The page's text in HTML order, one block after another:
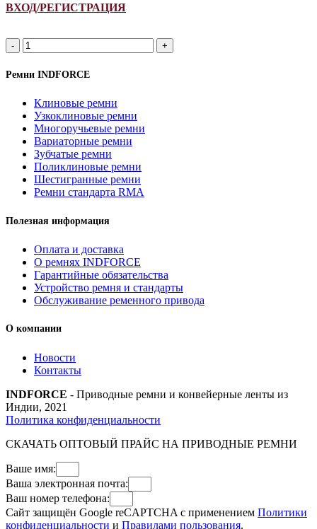
ВХОД/РЕГИСТРАЦИЯ
A
1920Li/
1950Lp
ремень
INDFORCE
Strongest
quantity
Ремни INDFORCE
Клиновые ремни
Узкоклиновые ремни
Многоручьевые ремни
Вариаторные ремни
Зубчатые ремни
Поликлиновые ремни
Шестигранные ремни
Ремни стандарта RMA
Полезная информация
Оплата и доставка
О ремнях INDFORCE
Гарантийные обязательства
Устройство ремня и стандарты
Обслуживание ременного привода
О компании
Новости
Контакты
INDFORCE - Приводные ремни и конвейерные ленты из
Индии, 2021
Политика конфиденциальности
СКАЧАТЬ ОПТОВЫЙ ПРАЙС НА ПРИВОДНЫЕ РЕМНИ
Ваше имя:
Ваша электронная почта:
Ваш номер телефона:
Сайт защищён Google reCAPTCHA с применением Политики
конфиденциальности и Правилами пользования.